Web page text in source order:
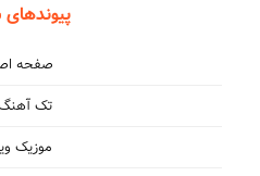
صفحه
تک
موزیک